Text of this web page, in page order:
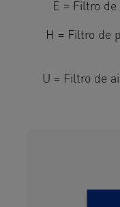
E = Filtro
H = Filtro de
U = Filtro de